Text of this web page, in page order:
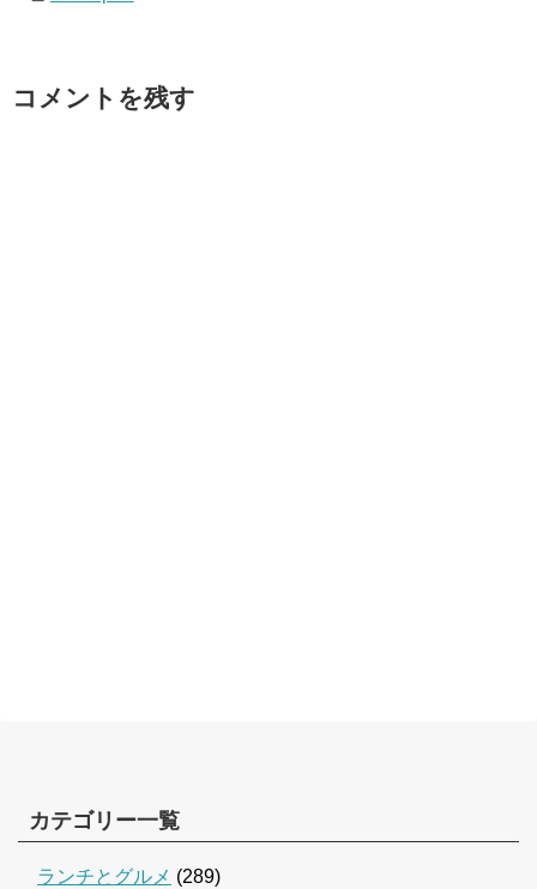
コメントを残す
カテゴリー一覧
ランチとグルメ (289)